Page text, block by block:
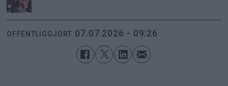
OFFENTLIGGJORT 07.07.2026 - 09:26